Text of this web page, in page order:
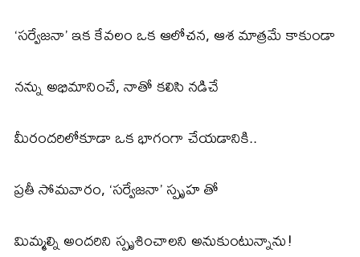
‘సర్వేజనా’ ఇక కేవలం ఒక ఆలోచన, ఆశ మాత్రమే కాకుండా
నన్ను అభిమానించే, నాతో కలిసి నడిచే
మీరందరిలోకూడా ఒక భాగంగా చేయడానికి..
ప్రతీ సోమవారం, ‘సర్వేజనా’ స్పృహ తో
మిమ్మల్ని అందరిని స్పృశించాలని అనుకుంటున్నాను!